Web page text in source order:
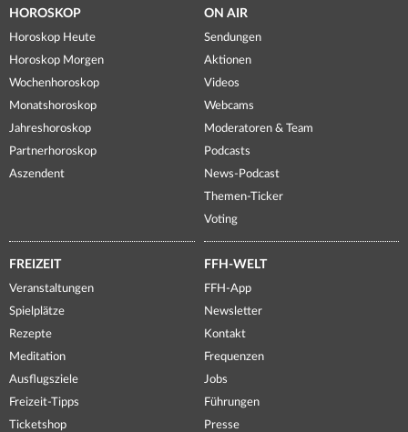
HOROSKOP
Horoskop Heute
Horoskop Morgen
Wochenhoroskop
Monatshoroskop
Jahreshoroskop
Partnerhoroskop
Aszendent
ON AIR
Sendungen
Aktionen
Videos
Webcams
Moderatoren & Team
Podcasts
News-Podcast
Themen-Ticker
Voting
FREIZEIT
Veranstaltungen
Spielplätze
Rezepte
Meditation
Ausflugsziele
Freizeit-Tipps
Ticketshop
FFH-WELT
FFH-App
Newsletter
Kontakt
Frequenzen
Jobs
Führungen
Presse